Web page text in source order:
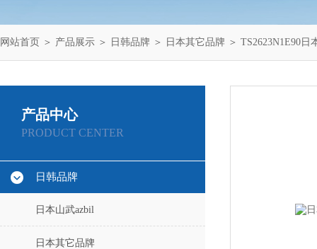
网站首页 ＞ 产品展示 ＞ 日韩品牌 ＞ 日本其它品牌 ＞ TS2623N1E90
产品中心
PRODUCT CENTER
日韩品牌
日本山武azbil
日本其它品牌